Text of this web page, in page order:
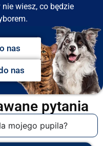
wiesz, co będzie
nas
nas
pytania
mojego pupila?